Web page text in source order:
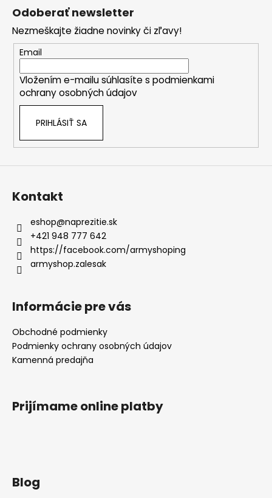
a
c
i
e
p
r
v
ý
Odoberať newsletter
Nezmeškajte žiadne novinky či zľavy!
Email
Vložením e-mailu súhlasíte s podmienkami
ochrany osobných údajov
PRIHLÁSIŤ SA
Kontakt
eshop@naprezitie.sk
+421 948 777 642
https://facebook.com/armyshoping
armyshop.zalesak
Informácie pre vás
Obchodné podmienky
Podmienky ochrany osobných údajov
Kamenná predajňa
Prijímame online platby
Blog